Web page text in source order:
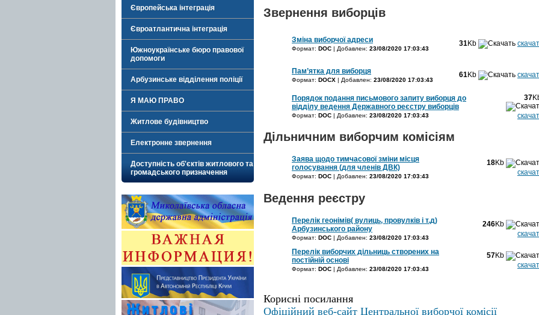
Європейська інтеграція
Євроатлантична інтеграція
Южноукраїнське бюро правової
допомоги
Арбузинське відділення поліції
Я МАЮ ПРАВО
Житлове будівництво
Електронне звернення
Доступність об'єктів житлового та
громадського призначення
Звернення виборців
Зміна виборчої адреси
Формат: DOC | Добавлен: 23/08/2020 17:03:43
31Kb
Пам’ятка для виборця
Формат: DOCX | Добавлен: 23/08/2020 17:03:43
61Kb
Порядок подання письмового запиту виборця до
відділу ведення Державного реєстру виборців
Формат: DOC | Добавлен: 23/08/2020 17:03:43
37
Дільничним виборчим комісіям
Заява щодо тимчасової зміни місця
голосування (для членів ДВК)
Формат: DOC | Добавлен: 23/08/2020 17:03:43
18Kb
Ведення реєстру
Перелік геонімів( вулиць, провулків і т.д)
Арбузинського району
Формат: DOC | Добавлен: 23/08/2020 17:03:43
246Kb
Перелік виборчих дільниць створених на
постійній основі
Формат: DOC | Добавлен: 23/08/2020 17:03:43
57Kb
Корисні посилання
Офіційний веб-сайт Центральної виборчої комісії